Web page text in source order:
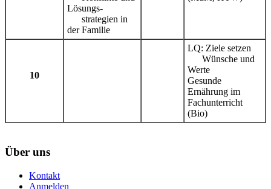
Lösungs-
strategien in
der Familie
10
LQ: Ziele setzen
Wünsche und
Werte
Gesunde
Ernährung im
Fachunterricht
(Bio)
Über uns
Kontakt
Anmelden